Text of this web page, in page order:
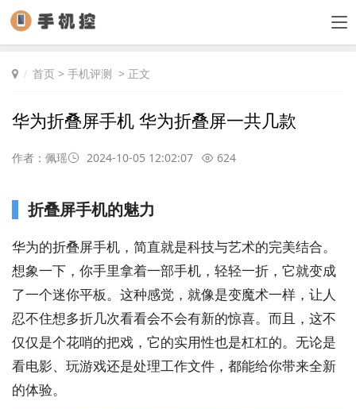
首页 > 手机评测 > 正文
华为折叠屏手机 华为折叠屏一共几款
作者：佩瑶 2024-10-05 12:02:07 624
折叠屏手机的魅力
华为的折叠屏手机，简直就是科技与艺术的完美结合。
想象一下，你手里拿着一部手机，轻轻一折，它就变成
了一个迷你平板。这种感觉，就像是变魔术一样，让人
忍不住想多折几次看看会不会有新的惊喜。而且，这不
仅仅是个花哨的把戏，它的实用性也是杠杠的。无论是
看电影、玩游戏还是处理工作文件，都能给你带来全新
的体验。